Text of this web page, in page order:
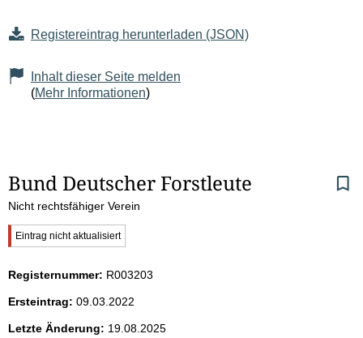
Registereintrag herunterladen (JSON)
Inhalt dieser Seite melden
(Mehr Informationen)
S
e
i
t
e
Bund Deutscher Forstleute
Nicht rechtsfähiger Verein
W
i
h
i
Eintrag nicht aktualisiert
Registernummer: R003203
Ersteintrag: 09.03.2022
Letzte Änderung: 19.08.2025